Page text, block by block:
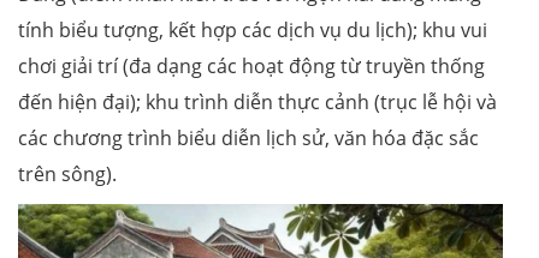
tính biểu tượng, kết hợp các dịch vụ du lịch); khu vui
chơi giải trí (đa dạng các hoạt động từ truyền thống
đến hiện đại); khu trình diễn thực cảnh (trục lễ hội và
các chương trình biểu diễn lịch sử, văn hóa đặc sắc
trên sông).